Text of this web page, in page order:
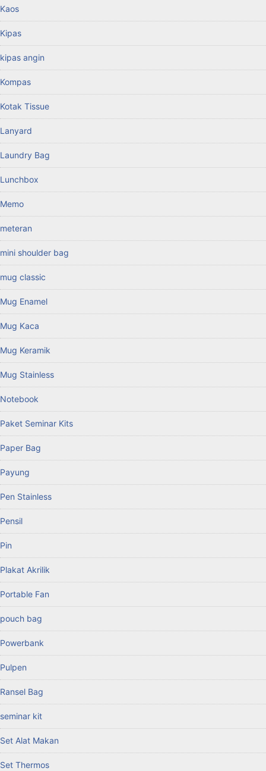
Kaos
Kipas
kipas angin
Kompas
Kotak Tissue
Lanyard
Laundry Bag
Lunchbox
Memo
meteran
mini shoulder bag
mug classic
Mug Enamel
Mug Kaca
Mug Keramik
Mug Stainless
Notebook
Paket Seminar Kits
Paper Bag
Payung
Pen Stainless
Pensil
Pin
Plakat Akrilik
Portable Fan
pouch bag
Powerbank
Pulpen
Ransel Bag
seminar kit
Set Alat Makan
Set Thermos